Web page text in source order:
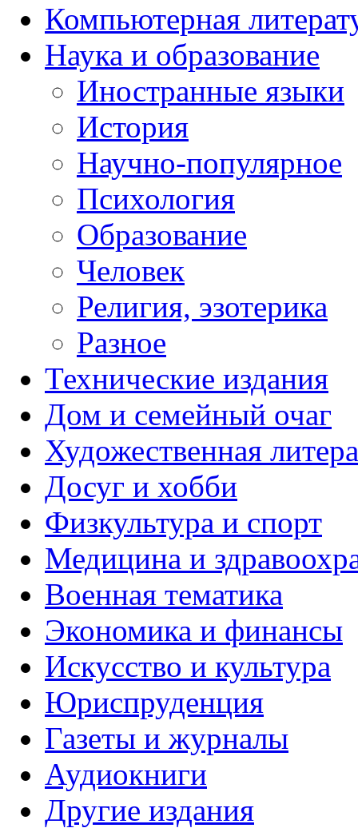
Компьютерная
Наука и образование
Иностранные языки
История
Научно-популярное
Психология
Образование
Человек
Религия, эзотерика
Разное
Технические издания
Дом и семейный очаг
Художественная
Досуг и хобби
Физкультура и спорт
Медицина и
Военная тематика
Экономика и финансы
Искусство и культура
Юриспруденция
Газеты и журналы
Аудиокниги
Другие издания